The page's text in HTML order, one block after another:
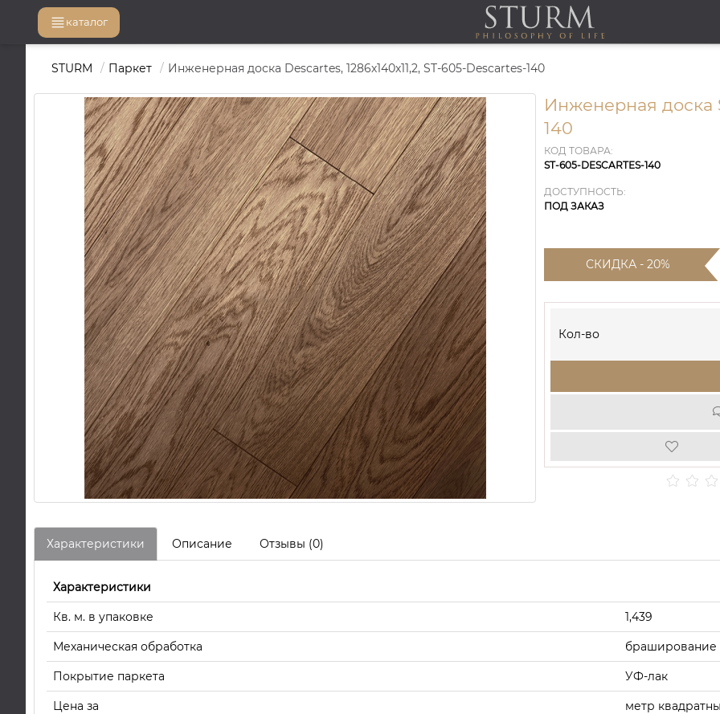
каталог
STURM Паркет Инженерная доска Descartes, 1286х140х11,2, ST-605-Descartes-140
Инженерная доска
140
КОД ТОВАРА:
ST-605-DESCARTES-140
ДОСТУПНОСТЬ:
ПОД ЗАКАЗ
СКИДКА - 20%
Кол-во
Характеристики Описание Отзывы (0)
Характеристики
Кв. м. в упаковке 1,439
Механическая обработка браширование
Покрытие паркета УФ-лак
Цена за метр